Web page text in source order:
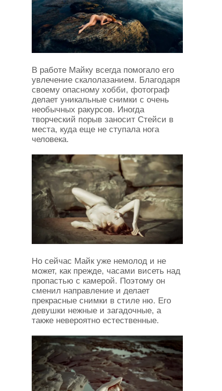
В работе Майку всегда помогало его
увлечение скалолазанием. Благодаря
своему опасному хобби, фотограф
делает уникальные снимки с очень
необычных ракурсов. Иногда
творческий порыв заносит Стейси в
места, куда еще не ступала нога
человека.
Но сейчас Майк уже немолод и не
может, как прежде, часами висеть над
пропастью с камерой. Поэтому он
сменил направление и делает
прекрасные снимки в стиле ню. Его
девушки нежные и загадочные, а
также невероятно естественные.